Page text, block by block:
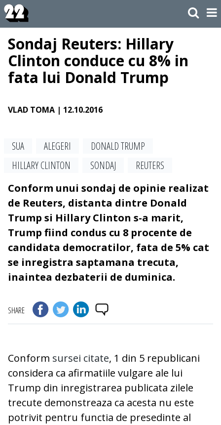
Sondaj Reuters: Hillary
Clinton conduce cu 8% in
fata lui Donald Trump
VLAD TOMA | 12.10.2016
SUA ALEGERI
DONALD TRUMP
HILLARY CLINTON
SONDAJ
REUTERS
Conform unui sondaj de opinie realizat
de Reuters, distanta dintre Donald
Trump si Hillary Clinton s-a marit,
Trump fiind condus cu 8 procente de
candidata democratilor, fata de 5% cat
se inregistra saptamana trecuta,
inaintea dezbaterii de duminica.
SHARE
Conform sursei citate, 1 din 5 republicani
considera ca afirmatiile vulgare ale lui
Trump din inregistrarea publicata zilele
trecute demonstreaza ca acesta nu este
potrivit pentru functia de presedinte al